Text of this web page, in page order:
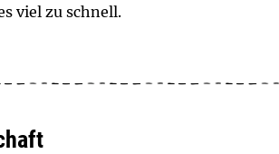
viel zu schnell.